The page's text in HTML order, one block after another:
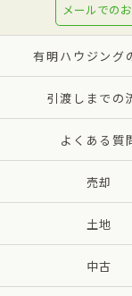
メールでの
有明ハウジング
引渡しまでの
よくある質
売却
土地
中古